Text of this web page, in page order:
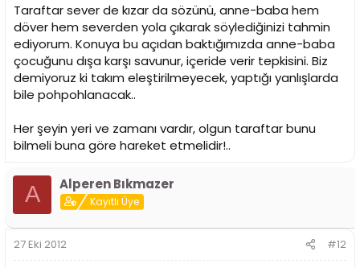
Taraftar sever de kızar da sözünü, anne-baba hem
döver hem severden yola çıkarak söylediğinizi tahmin
ediyorum. Konuya bu açıdan baktığımızda anne-baba
çocuğunu dışa karşı savunur, içeride verir tepkisini. Biz
demiyoruz ki takım eleştirilmeyecek, yaptığı yanlışlarda
bile pohpohlanacak..
Her şeyin yeri ve zamanı vardır, olgun taraftar bunu
bilmeli buna göre hareket etmelidir!..
A Alperen Bıkmazer
Kayıtlı Üye
27 Eki 2012 #12